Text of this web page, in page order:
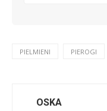
PIELMIENI PIEROGI
OSKA